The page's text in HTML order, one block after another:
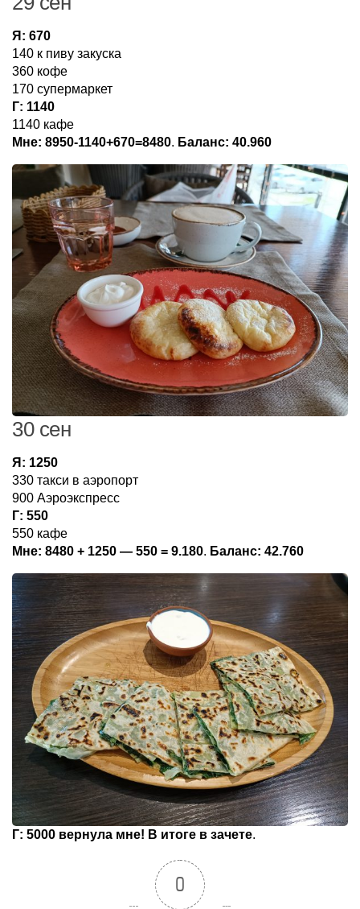
Я: 670
140 к пиву закуска
360 кофе
170 супермаркет
Г: 1140
1140 кафе
Мне: 8950-1140+670=8480. Баланс: 40.960
30 сен
Я: 1250
330 такси в аэропорт
900 Аэроэкспресс
Г: 550
550 кафе
Мне: 8480 + 1250 — 550 = 9.180. Баланс: 42.760
Г: 5000 вернула мне! В итоге в зачете.
0